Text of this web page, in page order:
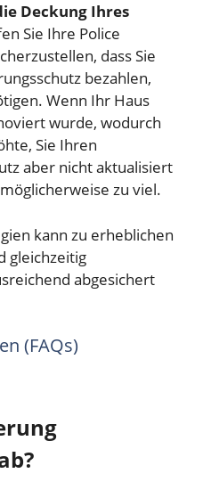
Deckung Ihres
Sie Ihre Police
dass Sie
bezahlen,
Wenn Ihr Haus
wurde, wodurch
Sie Ihren
aber nicht aktualisiert
zu viel.
kann zu erheblichen
gleichzeitig
abgesichert
(FAQs)